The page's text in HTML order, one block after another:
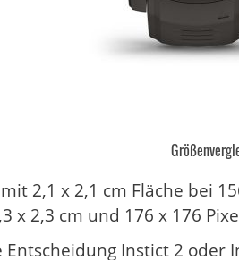
2,1 x 2,1 cm Fläche bei
x 2,3 cm und 176 x 176
Entscheidung Instict 2